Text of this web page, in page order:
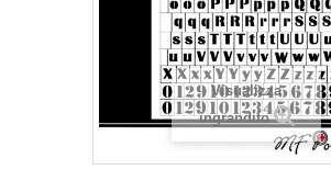
Visualizza
ingrandito